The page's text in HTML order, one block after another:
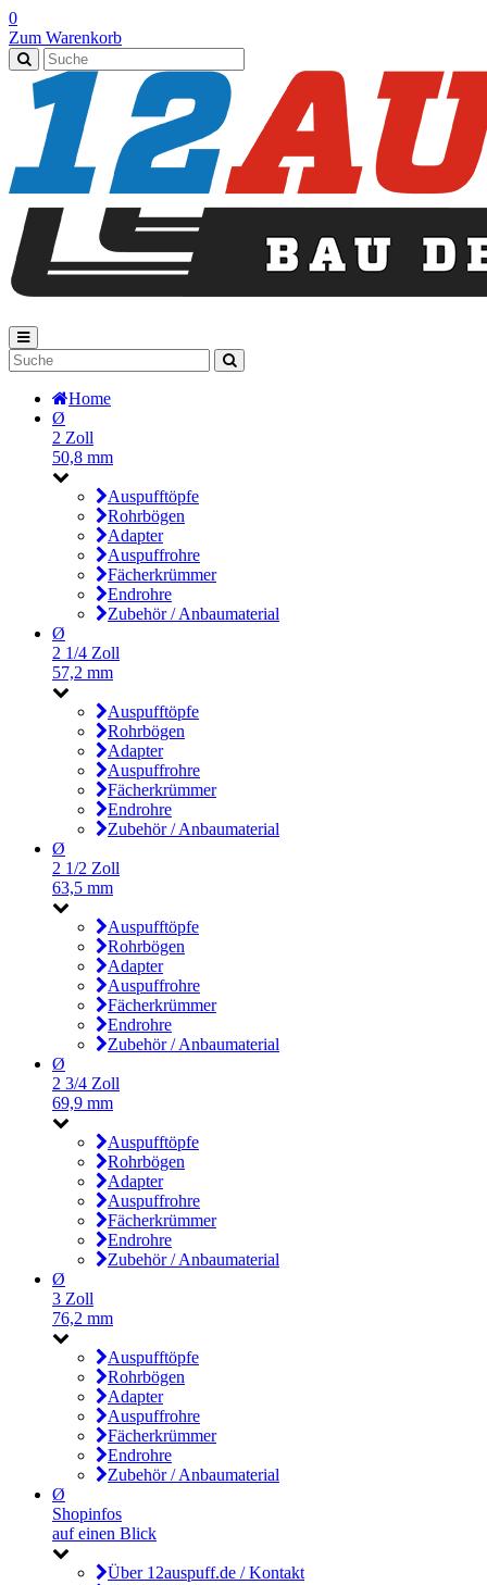
0
Zum Warenkorb
Home
Ø
2 Zoll
50,8 mm
Auspufftöpfe
Rohrbögen
Adapter
Auspuffrohre
Fächerkrümmer
Endrohre
Zubehör / Anbaumaterial
Ø
2 1/4 Zoll
57,2 mm
Auspufftöpfe
Rohrbögen
Adapter
Auspuffrohre
Fächerkrümmer
Endrohre
Zubehör / Anbaumaterial
Ø
2 1/2 Zoll
63,5 mm
Auspufftöpfe
Rohrbögen
Adapter
Auspuffrohre
Fächerkrümmer
Endrohre
Zubehör / Anbaumaterial
Ø
2 3/4 Zoll
69,9 mm
Auspufftöpfe
Rohrbögen
Adapter
Auspuffrohre
Fächerkrümmer
Endrohre
Zubehör / Anbaumaterial
Ø
3 Zoll
76,2 mm
Auspufftöpfe
Rohrbögen
Adapter
Auspuffrohre
Fächerkrümmer
Endrohre
Zubehör / Anbaumaterial
Ø
Shopinfos
auf einen Blick
Über 12auspuff.de / Kontakt